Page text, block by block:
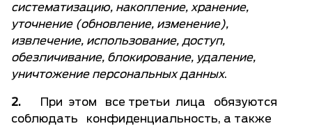
систематизацию, накопление, хранение,
уточнение (обновление, изменение),
извлечение, использование, доступ,
обезличивание, блокирование, удаление,
уничтожение персональных данных.
2. При этом все третьи лица обязуются
соблюдать конфиденциальность, а также